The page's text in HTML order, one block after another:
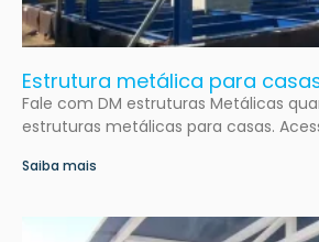
Estrutura metálica para
Fale com DM estruturas Metálicas
estruturas metálicas para casas.
Saiba mais